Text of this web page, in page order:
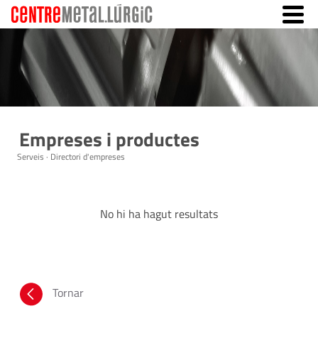
Empreses i productes
Serveis · Directori d'empreses
No hi ha hagut resultats
Tornar